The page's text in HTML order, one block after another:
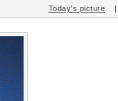
Today's picture